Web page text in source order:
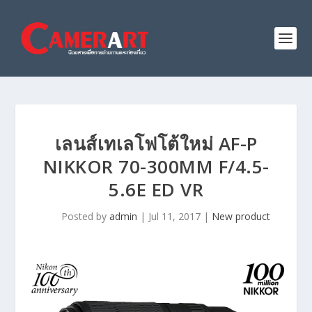
เลนส์เทเลโฟโต้ใหม่ AF-P
NIKKOR 70-300MM F/4.5-
5.6E ED VR
Posted by admin | Jul 11, 2017 | New product